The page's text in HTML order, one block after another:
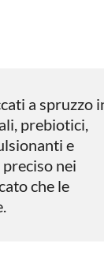
a spruzzo
prebiotici,
e
nei
che le